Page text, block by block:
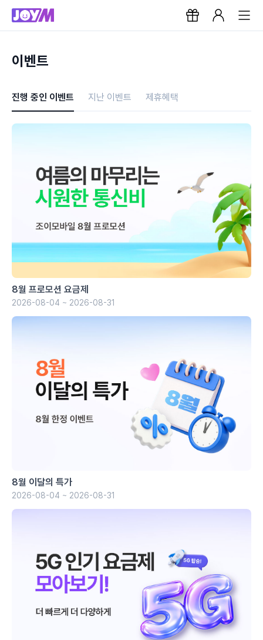
이벤트
진행 중인 이벤트 지난 이벤트 제휴혜택
8월 프로모션 요금제
2026-08-04 ~ 2026-08-31
8월 이달의 특가
2026-08-04 ~ 2026-08-31